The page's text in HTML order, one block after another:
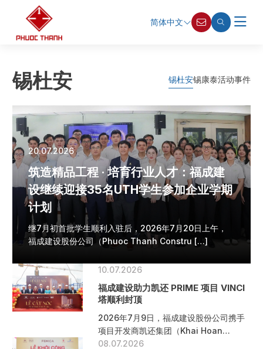
简体中文
锡杜安 锡杜安锡康泰活动事件
20.07.2026
筑造精品工程 · 培育行业人才：福成建
设继续迎接35名UTH学生参加企业学期
计划
继7月初首批学生顺利入驻后，2026年7月20日上午，
福成建设股份公司（Phuoc Thanh Constru […]
10.07.2026
福成建设助力凯还 PRIME 项目 VINCI
塔顺利封顶
2026年7月9日，福成建设股份公司携手
项目开发商凯还集团（Khai Hoan
Land）及各合作单位，成功举 […]
08.07.2026